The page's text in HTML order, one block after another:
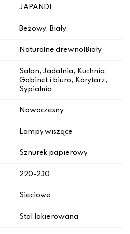
JAPANDI
Beżowy, Biały
Naturalne drewno|Biały
Salon, Jadalnia, Kuchnia,
Gabinet i biuro, Korytarz,
Sypialnia
Nowoczesny
Lampy wiszące
Sznurek papierowy
220-230
Sieciowe
Stal lakierowana